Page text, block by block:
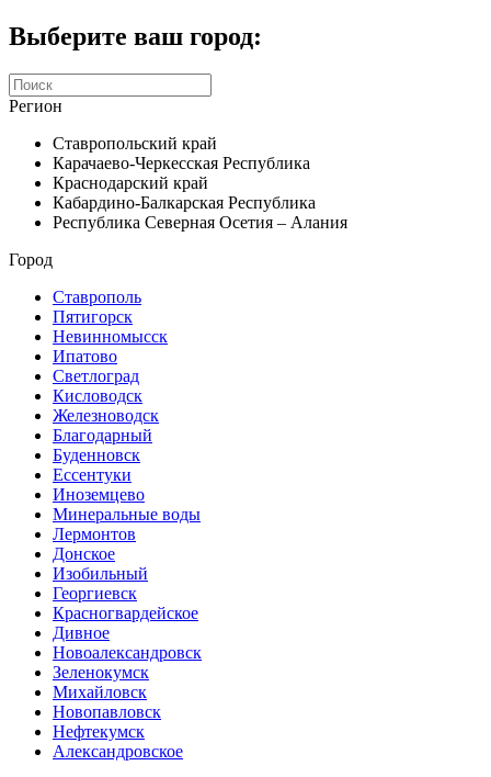
Выберите ваш город:
Регион
Ставропольский край
Карачаево-Черкесская Республика
Краснодарский край
Кабардино-Балкарская Республика
Республика Северная Осетия – Алания
Город
Ставрополь
Пятигорск
Невинномысск
Ипатово
Светлоград
Кисловодск
Железноводск
Благодарный
Буденновск
Ессентуки
Иноземцево
Минеральные воды
Лермонтов
Донское
Изобильный
Георгиевск
Красногвардейское
Дивное
Новоалександровск
Зеленокумск
Михайловск
Новопавловск
Нефтекумск
Александровское